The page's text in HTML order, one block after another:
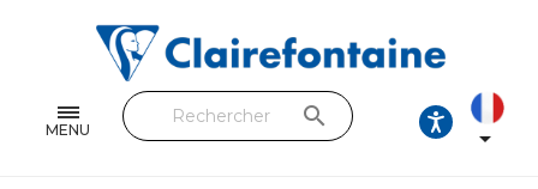
MENU
Feuilles & Copies
Beaux-arts & Dessin
search
